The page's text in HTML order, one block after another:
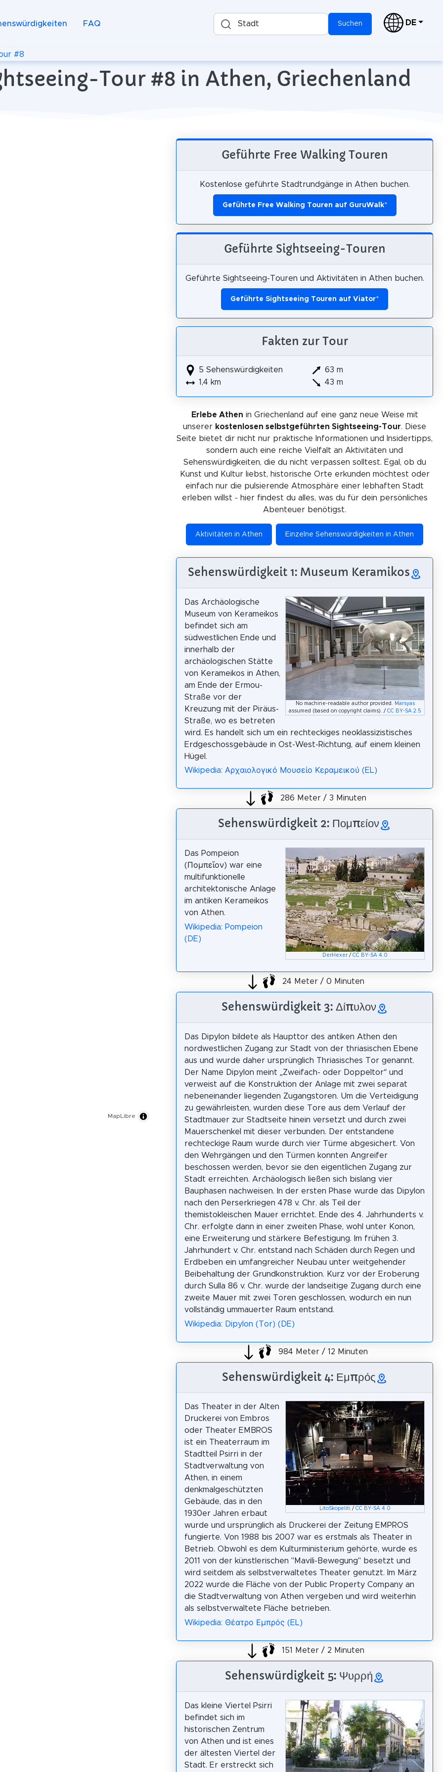
FAQ Stadt Suchen DE
#8
Tour #8 in Athen, Griechenland
MapLibre
Geführte Free Walking Touren
Kostenlose geführte Stadtrundgänge in Athen buchen.
Geführte Free Walking Touren auf GuruWalk*
Geführte Sightseeing-Touren
Geführte Sightseeing-Touren und Aktivitäten in Athen buchen.
Geführte Sightseeing Touren auf Viator*
Fakten zur Tour
5 Sehenswürdigkeiten
1,4 km
63 m
43 m
Erlebe Athen in Griechenland auf eine ganz neue Weise mit
unserer kostenlosen selbstgeführten Sightseeing-Tour. Diese
Seite bietet dir nicht nur praktische Informationen und Insidertipps,
sondern auch eine reiche Vielfalt an Aktivitäten und
Sehenswürdigkeiten, die du nicht verpassen solltest. Egal, ob du
Kunst und Kultur liebst, historische Orte erkunden möchtest oder
einfach nur die pulsierende Atmosphäre einer lebhaften Stadt
erleben willst - hier findest du alles, was du für dein persönliches
Abenteuer benötigst.
Aktivitäten in Athen Einzelne Sehenswürdigkeiten in Athen
Sehenswürdigkeit 1: Museum Keramikos
No machine-readable author provided. Marsyas
assumed (based on copyright claims). /CC BY-SA 2.5
Das Archäologische
Museum von Kerameikos
befindet sich am
südwestlichen Ende und
innerhalb der
archäologischen Stätte
von Kerameikos in Athen,
am Ende der Ermou-
Straße vor der
Kreuzung mit der Piräus-
Straße, wo es betreten
wird. Es handelt sich um ein rechteckiges neoklassizistisches
Erdgeschossgebäude in Ost-West-Richtung, auf einem kleinen
Hügel.
Wikipedia: Αρχαιολογικό Μουσείο Κεραμεικού (EL)
286 Meter / 3 Minuten
Sehenswürdigkeit 2: Πομπείον
DerHexer /CC BY-SA 4.0
Das Pompeion
(Πομπεῖον) war eine
multifunktionelle
architektonische Anlage
im antiken Kerameikos
von Athen.
Wikipedia: Pompeion
(DE)
24 Meter / 0 Minuten
Sehenswürdigkeit 3: Δίπυλον
Das Dipylon bildete als Haupttor des antiken Athen den
nordwestlichen Zugang zur Stadt von der thriasischen Ebene
aus und wurde daher ursprünglich Thriasisches Tor genannt.
Der Name Dipylon meint „Zweifach- oder Doppeltor“ und
verweist auf die Konstruktion der Anlage mit zwei separat
nebeneinander liegenden Zugangstoren. Um die Verteidigung
zu gewährleisten, wurden diese Tore aus dem Verlauf der
Stadtmauer zur Stadtseite hinein versetzt und durch zwei
Mauerschenkel mit dieser verbunden. Der entstandene
rechteckige Raum wurde durch vier Türme abgesichert. Von
den Wehrgängen und den Türmen konnten Angreifer
beschossen werden, bevor sie den eigentlichen Zugang zur
Stadt erreichten. Archäologisch ließen sich bislang vier
Bauphasen nachweisen. In der ersten Phase wurde das Dipylon
nach den Perserkriegen 478 v. Chr. als Teil der
themistokleischen Mauer errichtet. Ende des 4. Jahrhunderts v.
Chr. erfolgte dann in einer zweiten Phase, wohl unter Konon,
eine Erweiterung und stärkere Befestigung. Im frühen 3.
Jahrhundert v. Chr. entstand nach Schäden durch Regen und
Erdbeben ein umfangreicher Neubau unter weitgehender
Beibehaltung der Grundkonstruktion. Kurz vor der Eroberung
durch Sulla 86 v. Chr. wurde der landseitige Zugang durch eine
zweite Mauer mit zwei Toren geschlossen, wodurch ein nun
vollständig ummauerter Raum entstand.
Wikipedia: Dipylon (Tor) (DE)
984 Meter / 12 Minuten
Sehenswürdigkeit 4: Εμπρός
LitoSkopeliti /CC BY-SA 4.0
Das Theater in der Alten
Druckerei von Embros
oder Theater EMBROS
ist ein Theaterraum im
Stadtteil Psirri in der
Stadtverwaltung von
Athen, in einem
denkmalgeschützten
Gebäude, das in den
1930er Jahren erbaut
wurde und ursprünglich als Druckerei der Zeitung EMPROS
fungierte. Von 1988 bis 2007 war es erstmals als Theater in
Betrieb. Obwohl es dem Kulturministerium gehörte, wurde es
2011 von der künstlerischen "Mavili-Bewegung" besetzt und
wird seitdem als selbstverwaltetes Theater genutzt. Im März
2022 wurde die Fläche von der Public Property Company an
die Stadtverwaltung von Athen vergeben und wird weiterhin
als selbstverwaltete Fläche betrieben.
Wikipedia: Θέατρο Εμπρός (EL)
151 Meter / 2 Minuten
Sehenswürdigkeit 5: Ψυρρή
Das kleine Viertel Psirri
befindet sich im
historischen Zentrum
von Athen und ist eines
der ältesten Viertel der
Stadt. Er erstreckt sich